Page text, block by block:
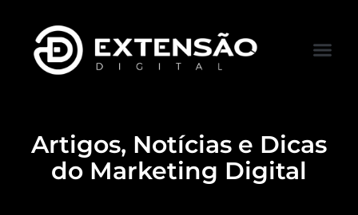
Artigos, Notícias e Dicas
do Marketing Digital